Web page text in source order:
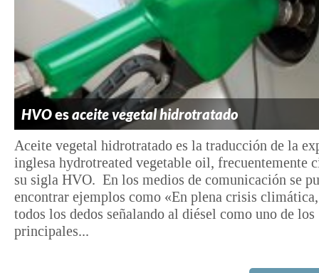
HVOesaceite vegetal hidrotratado
Aceite vegetal hidrotratado es la traducción de la
inglesa hydrotreated vegetable oil, frecuentemente
su sigla HVO. En los medios de comunicación se
encontrar ejemplos como «En plena crisis
todos los dedos señalando al diésel como uno de los
principales...